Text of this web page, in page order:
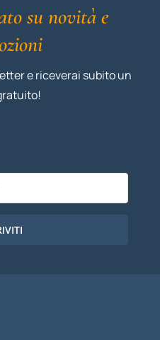
su novità e
e riceverai subito un